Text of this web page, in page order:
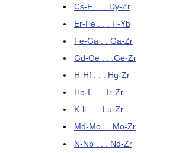
Cs-F . . . Dy-Zr
Er-Fe . . . F-Yb
Fe-Ga . . Ga-Zr
Gd-Ge . . .Ge-Zr
H-Hf . . . Hg-Zr
Ho-I . . . Ir-Zr
K-li . . . Lu-Zr
Md-Mo . . Mo-Zr
N-Nb . . . Nd-Zr